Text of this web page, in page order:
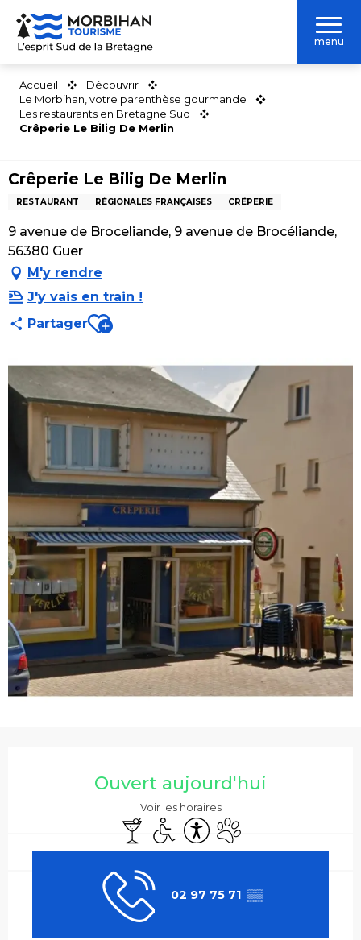
Aller
contenu
menu
Accueil
Découvrir
Le Morbihan, votre parenthèse gourmande
Les restaurants en Bretagne Sud
Crêperie Le Bilig De Merlin
Crêperie Le Bilig De Merlin
RESTAURANT RÉGIONALES FRANÇAISES CRÊPERIE
9 avenue de Broceliande, 9 avenue de Brocéliande,
56380 Guer
M'y rendre
J'y vais en train !
PartagerAjouter aux favoris
Ouvert aujourd'hui
Voir les horaires
Bar / Buvette
Accès handicapés
Accessibilité
Animaux acceptés
02 97 75 71 ▒▒